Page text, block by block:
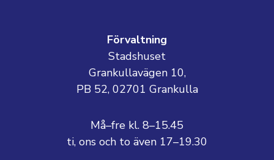
Förvaltning
Stadshuset
Grankullavägen 10,
PB 52, 02701 Grankulla
Må–fre kl. 8–15.45
ti, ons och to även 17–19.30